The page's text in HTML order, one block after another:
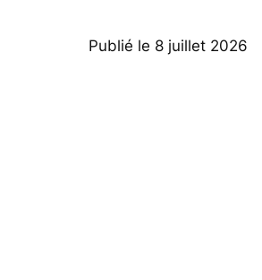
e
Publié le 8 juillet 2026